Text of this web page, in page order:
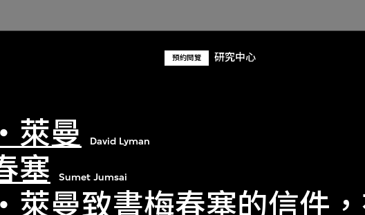
預約閱覽 研究中心
萊曼 David Lyman
塞 Sumet Jumsai
曼致書梅春塞的信件，